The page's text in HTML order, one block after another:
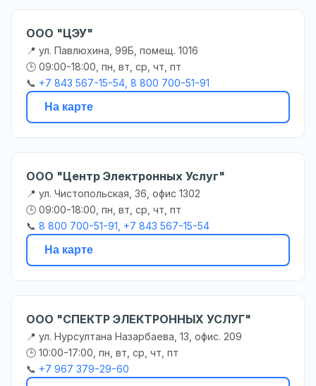
ООО "ЦЭУ"
📍 ул. Павлюхина, 99Б, помещ. 1016
🕒 09:00-18:00, пн, вт, ср, чт, пт
📞 +7 843 567-15-54, 8 800 700-51-91
На карте
ООО "Центр Электронных Услуг"
📍 ул. Чистопольская, 36, офис 1302
🕒 09:00-18:00, пн, вт, ср, чт, пт
📞 8 800 700-51-91, +7 843 567-15-54
На карте
ООО "СПЕКТР ЭЛЕКТРОННЫХ УСЛУГ"
📍 ул. Нурсултана Назарбаева, 13, офис. 209
🕒 10:00-17:00, пн, вт, ср, чт, пт
📞 +7 967 379-29-60